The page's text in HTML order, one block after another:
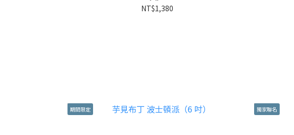
NT$1,380
期間限定 獨家聯名